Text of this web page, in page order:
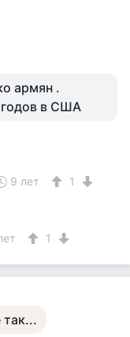
армян .
годов в США
9 лет 1
1
так...